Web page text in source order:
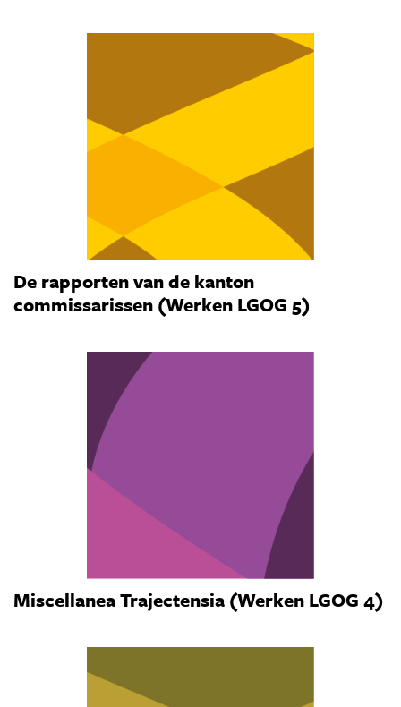
De rapporten van de kanton
commissarissen (Werken LGOG 5)
Miscellanea Trajectensia (Werken LGOG 4)